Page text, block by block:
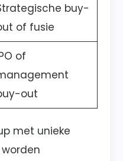
buy-
of fusie
of
out
met unieke